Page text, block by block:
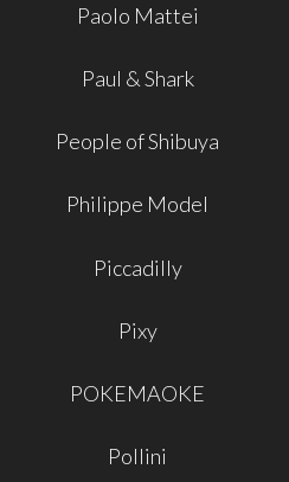
Paolo Mattei
Paul & Shark
People of Shibuya
Philippe Model
Piccadilly
Pixy
POKEMAOKE
Pollini